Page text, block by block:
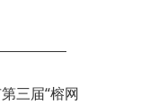
三届“榕网